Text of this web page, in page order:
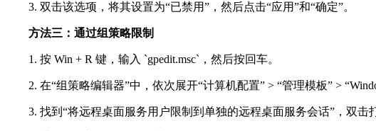
3. 双击该选项，将其设置为“已禁用”，然后点击“应用”和“确定”。
方法三：通过组策略限制
1. 按 Win + R 键，输入 `gpedit.msc`，然后按回车。
2. 在“组策略编辑器”中，依次展开“计算机配置” > “管理模板” >
3. 找到“将远程桌面服务用户限制到单独的远程桌面服务会话”，双击